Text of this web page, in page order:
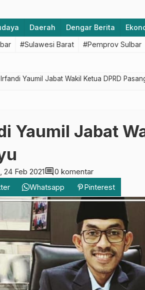
Daerah Dengar Berita
#Sulawesi Barat #Pemprov Sulbar
Yaumil Jabat Wakil Ketua DPRD
Yaumil Jabat
24 Feb 2021comment0 komentar
Whatsapp Pinterest